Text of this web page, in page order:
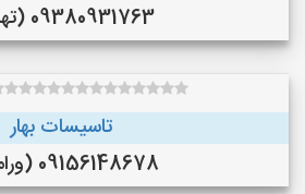
09380931763 (تهران)
تاسیسات بهار
09156148678 (ورامین)